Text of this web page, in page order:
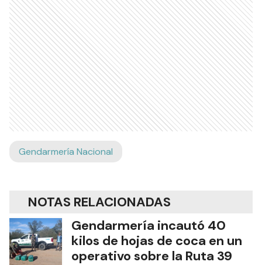
Gendarmería Nacional
NOTAS RELACIONADAS
Gendarmería incautó 40
kilos de hojas de coca en un
operativo sobre la Ruta 39